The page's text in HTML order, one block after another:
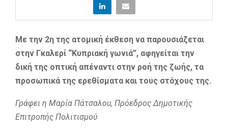
Με την 2η της ατομική έκθεση να παρουσιάζεται
στην Γκαλερί “Κυπριακή γωνιά”, αφηγείται την
δική της οπτική απέναντι στην ροή της ζωής, τα
προσωπικά της ερεθίσματα και τους στόχους της.
Γράφει η Μαρία Πάτσαλου, Πρόεδρος Δημοτικής
Επιτροπής Πολιτισμού